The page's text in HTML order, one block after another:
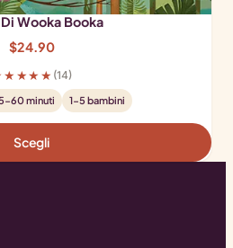
Wooka Booka
$24.90
(14)
60 minuti 1-5 bambini
Scegli